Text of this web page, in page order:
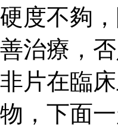
硬度不夠
善治療，
非片在臨
物，下面